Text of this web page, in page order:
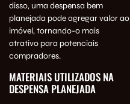
disso, uma despensa bem
planejada pode agregar valor ao
imóvel, tornando-o mais
atrativo para potenciais
compradores.
MATERIAIS UTILIZADOS NA
DESPENSA PLANEJADA